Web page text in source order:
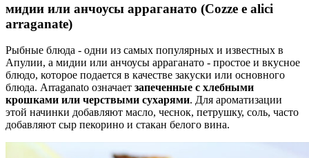
мидии или анчоусы арраганато (Cozze e alici
arraganate)
Рыбные блюда - одни из самых популярных и известных в
Апулии, а мидии или анчоусы арраганато - простое и вкусное
блюдо, которое подается в качестве закуски или основного
блюда. Arraganato означает запеченные с хлебными
крошками или черствыми сухарями. Для ароматизации
этой начинки добавляют масло, чеснок, петрушку, соль, часто
добавляют сыр пекорино и стакан белого вина.